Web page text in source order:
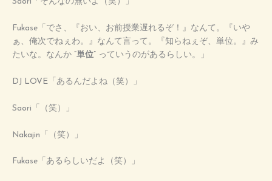
Fukase「でさ、『おい、お前授業遅れるぞ！』なんて。『いや
ぁ、俺次でねぇわ。』なんて言って。『知らねぇぞ、単位。』み
たいな。なんか “単位” っていうのがあるらしい。」
DJ LOVE「あるんだよね（笑）」
Saori「（笑）」
Nakajin「（笑）」
Fukase「あるらしいだよ（笑）」